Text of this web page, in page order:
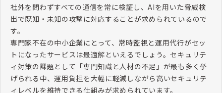
社外を問わずすべての通信を常に検証し、AIを用いた脅威検
出で既知・未知の攻撃に対応することが求められているので
す。
専門家不在の中小企業にとって、常時監視と運用代行がセッ
トになったサービスは最適解といえるでしょう。セキュリテ
ィ対策の課題として「専門知識と人材の不足」が最も多く挙
げられる中、運用負担を大幅に軽減しながら高いセキュリテ
ィレベルを維持できる仕組みが求められています。